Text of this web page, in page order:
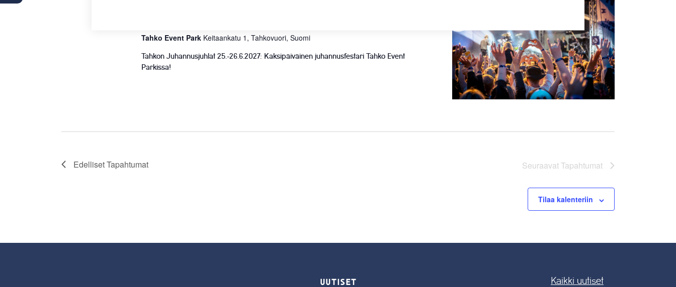
Tahko Event Park Keitaankatu 1, Tahkovuori, Suomi
Tahkon Juhannusjuhlat 25.-26.6.2027: Kaksipäiväinen juhannusfestari Tahko Event
Parkissa!
EdellisetTapahtumat SeuraavatTapahtumat
Tilaa kalenteriin
UUTISET Kaikki uutiset